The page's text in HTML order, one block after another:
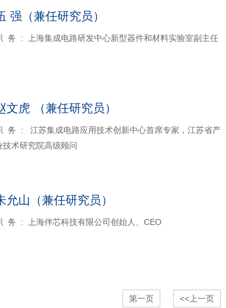
强（兼任研究员）
务 : 上海集成电路研发中心新型器件和材料实验室副主任
文虎 （兼任研究员）
务 : 江苏集成电路应用技术创新中心首席专家，江苏省产
技术研究院高级顾问
允山（兼任研究员）
务 : 上海伴芯科技有限公司创始人、CEO
第一页 <<上一页